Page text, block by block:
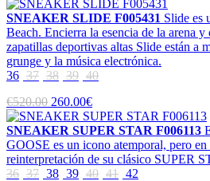
SNEAKER SLIDE F005431 Slide es
Beach. Encierra la esencia de la arena
zapatillas deportivas altas Slide están a
grunge y la música electrónica.
36 37 38 39 40
€520.00 260.00€
SNEAKER SUPER STAR F006113
GOOSE es un icono atemporal, pero
reinterpretación de su clásico SUPER
36 37 38 39 40 41 42